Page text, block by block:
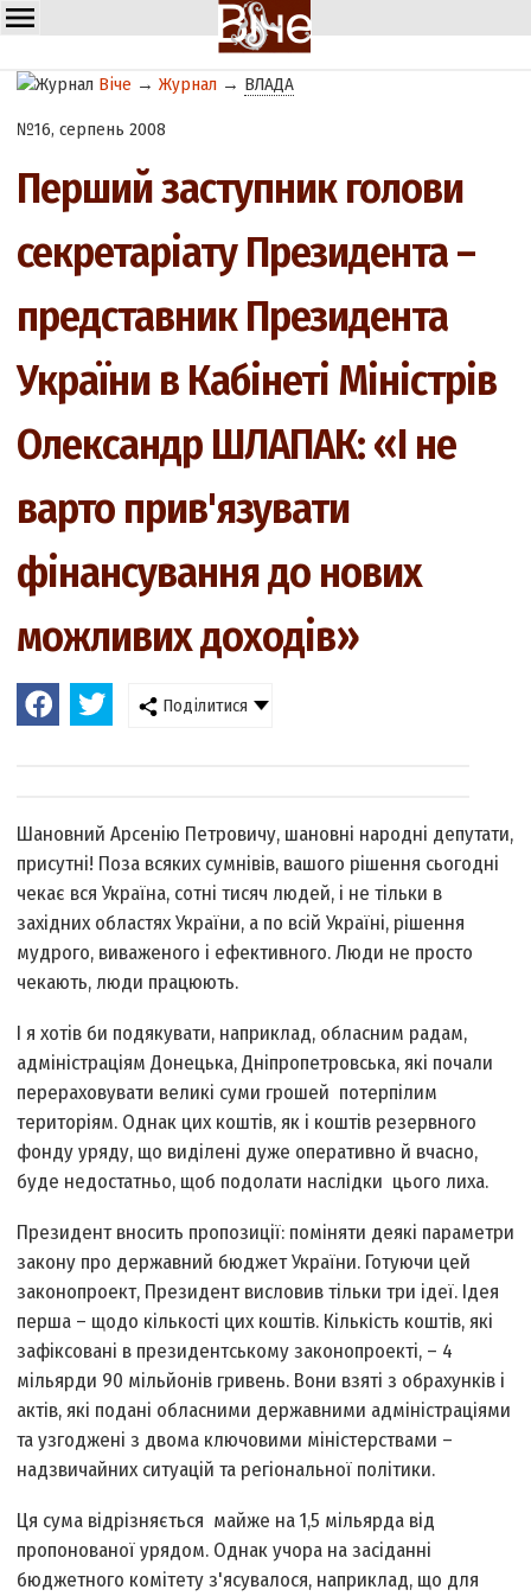
Віче →Журнал → ВЛАДА
№16, серпень 2008
Перший заступник голови
секретаріату Президента –
представник Президента
України в Кабінеті Міністрів
Олександр ШЛАПАК: «І не
варто прив'язувати
фінансування до нових
можливих доходів»
Поділитися
Шановний Арсенію Петровичу, шановні народні депутати,
присутні! Поза всяких сумнівів, вашого рішення сьогодні
чекає вся Україна, сотні тисяч людей, і не тільки в
західних областях України, а по всій Україні, рішення
мудрого, виваженого і ефективного. Люди не просто
чекають, люди працюють.
І я хотів би подякувати, наприклад, обласним радам,
адміністраціям Донецька, Дніпропетровська, які почали
перераховувати великі суми грошей потерпілим
територіям. Однак цих коштів, як і коштів резервного
фонду уряду, що виділені дуже оперативно й вчасно,
буде недостатньо, щоб подолати наслідки цього лиха.
Президент вносить пропозиції: поміняти деякі параметри
закону про державний бюджет України. Готуючи цей
законопроект, Президент висловив тільки три ідеї. Ідея
перша – щодо кількості цих коштів. Кількість коштів, які
зафіксовані в президентському законопроекті, – 4
мільярди 90 мільйонів гривень. Вони взяті з обрахунків і
актів, які подані обласними державними адміністраціями
та узгоджені з двома ключовими міністерствами –
надзвичайних ситуацій та регіональної політики.
Ця сума відрізняється майже на 1,5 мільярда від
пропонованої урядом. Однак учора на засіданні
бюджетного комітету з'ясувалося, наприклад, що для